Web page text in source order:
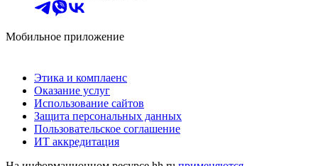
Мобильное приложение
Этика и комплаенс
Оказание услуг
Использование сайтов
Защита персональных данных
Пользовательское соглашение
ИТ аккредитация